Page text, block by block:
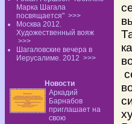
Марка Шагала
посвящается" >>>
Москва 2012.
Художественный вояж
>>>
Шагаловские вечера в
Иерусалиме. 2012 >>>
Новости
Аркадий
Барнабов
приглашает на
свою